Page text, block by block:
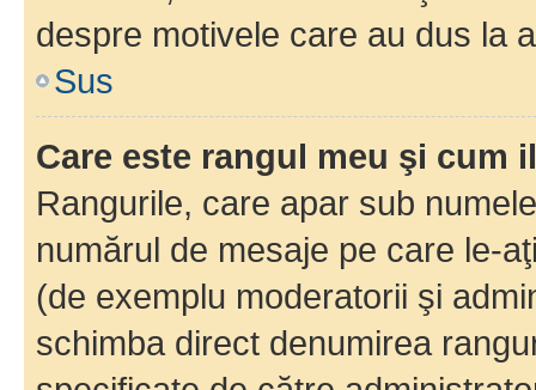
despre motivele care au dus la
Sus
Care este rangul meu şi cum
Rangurile, care apar sub
numărul de mesaje pe care le-
(de exemplu moderatorii şi
schimba direct denumirea